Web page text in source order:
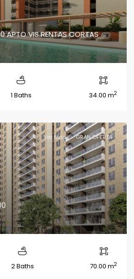
APTO VIS RENTAS CORTAS
1 Baths 34.00 m2
Ver Más GRAN OFERTA
2 Baths 70.00 m2